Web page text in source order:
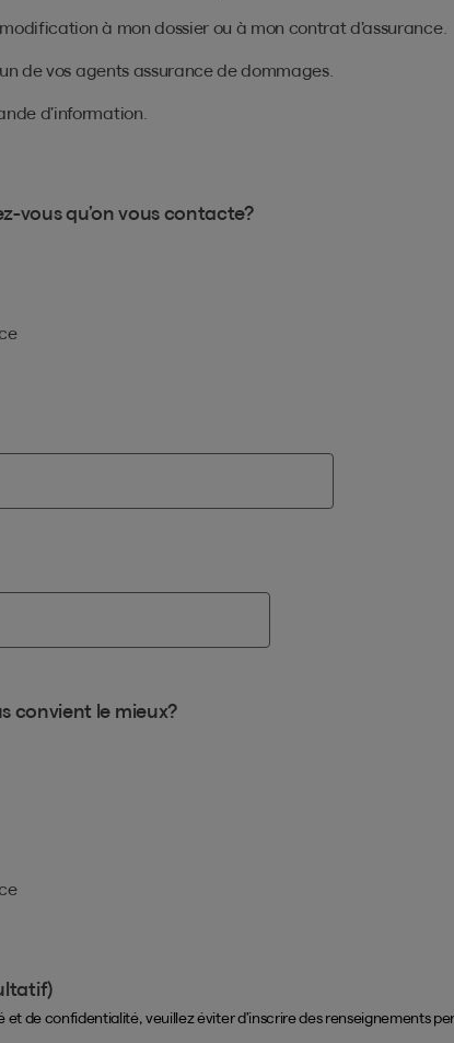
à mon dossier ou à mon contrat d’assurance.
de vos agents assurance de dommages.
d’information.
vous qu’on vous contacte?
convient le mieux?
et de confidentialité, veuillez éviter d’inscrire des renseignements